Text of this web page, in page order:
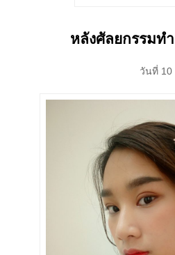
หลังศัลยกรรมท
วันที่ 10